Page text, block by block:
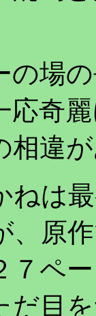
場
奇
相違
は
、原
７ペ
だ目